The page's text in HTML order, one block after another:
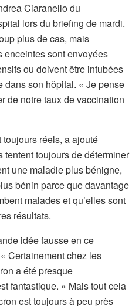
Ciaranello du
lors du briefing de mardi.
plus de cas, mais
enceintes sont envoyées
ou doivent être intubées
dans son hôpital. « Je pense
de notre taux de vaccination
réels, a ajouté
toujours de déterminer
une maladie plus bénigne,
bénin parce que davantage
malades et qu’elles sont
résultats.
idée fausse en ce
Certainement chez les
a été presque
fantastique. » Mais tout cela
est toujours à peu près